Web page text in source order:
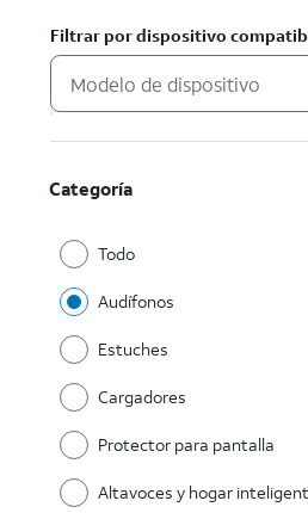
Filtrar por dispositivo
Categoría
Todo
Audífonos
Estuches
Cargadores
Protector para pantalla
Altavoces y hogar